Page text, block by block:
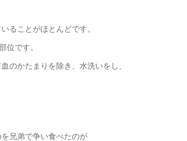
ることがほとんどです。
位です。
のかたまりを除き、水洗いをし、
兄弟で争い食べたのが